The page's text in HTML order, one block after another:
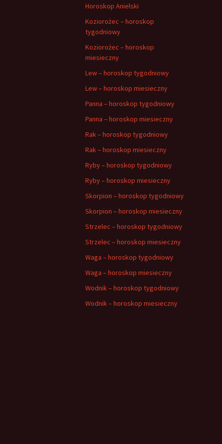
Horoskop Anielski
Koziorożec – horoskop
tygodniowy
Koziorożec – horoskop
miesieczny
Lew – horoskop tygodniowy
Lew – horoskop miesieczny
Panna – horoskop tygodniowy
Panna – horoskop miesieczny
Rak – horoskop tygodniowy
Rak – horoskop miesieczny
Ryby – horoskop tygodniowy
Ryby – horoskop miesieczny
Skorpion – horoskop tygodniowy
Skorpion – horoskop miesieczny
Strzelec – horoskop tygodniowy
Strzelec – horoskop miesieczny
Waga – horoskop tygodniowy
Waga – horoskop miesieczny
Wodnik – horoskop tygodniowy
Wodnik – horoskop miesieczny